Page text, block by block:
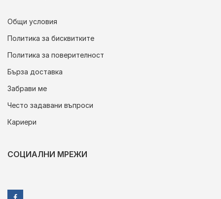
Общи условия
Политика за бисквитките
Политика за поверителност
Бърза доставка
Забрави ме
Често задавани въпроси
Кариери
СОЦИАЛНИ МРЕЖИ